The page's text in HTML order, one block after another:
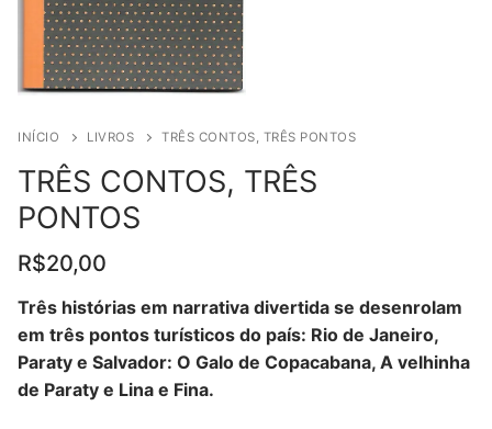
INÍCIO LIVROS TRÊS CONTOS, TRÊS PONTOS
TRÊS CONTOS, TRÊS
PONTOS
R$20,00
Três histórias em narrativa divertida se desenrolam
em três pontos turísticos do país: Rio de Janeiro,
Paraty e Salvador: O Galo de Copacabana, A velhinha
de Paraty e Lina e Fina.